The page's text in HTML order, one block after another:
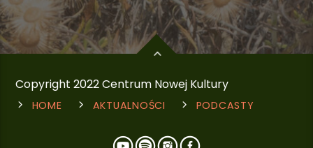
Copyright 2022 Centrum Nowej Kultury
HOME AKTUALNOŚCI PODCASTY